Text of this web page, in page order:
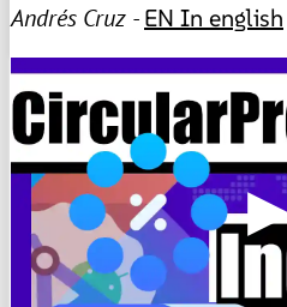
Andrés Cruz -EN In english